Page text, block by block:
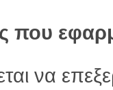
που
να